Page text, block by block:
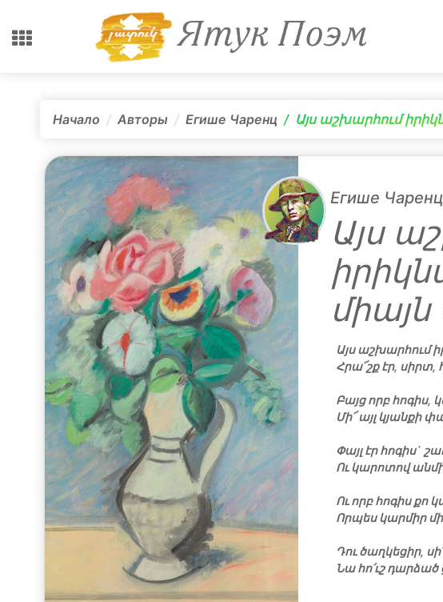
Начало Авторы Егише Чаренц Այս աշխարհում
Егише Чаренц
Այս
Այս աշխարհում
Հրա՜շք էր,
Բայց որբ
Մի՜ այլ կյանքի
Փայլ էր հոգիս`
Ու կարոտով
Ու որբ հոգիս քո
Որպես կարմիր
Դու ծաղկեցիր,
Նա հո՛ւշ դարձած